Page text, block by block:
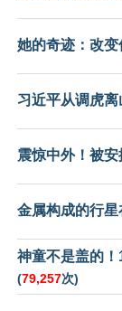
她的奇迹：改
习近平从调虎
震惊中外！被
金属构成的行
神童不是盖的
(79,257次)